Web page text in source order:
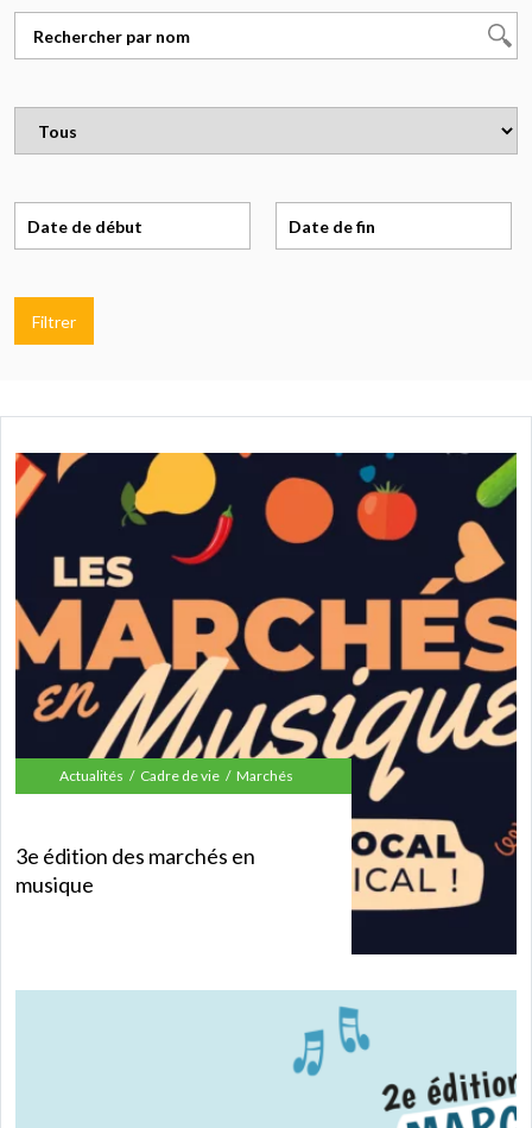
Filtrer
Actualités Cadre de vie Marchés
3e édition des marchés en
musique